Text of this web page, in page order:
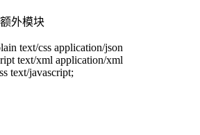
外模块
text/css application/json
text/xml application/xml
text/javascript;